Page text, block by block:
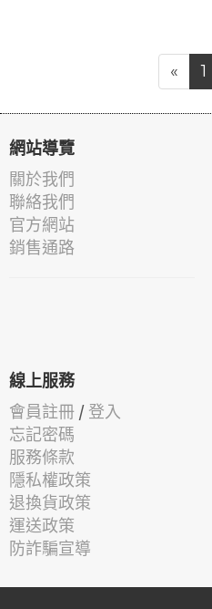
« 1
網站導覽
關於我們
聯絡我們
官方網站
銷售通路
線上服務
會員註冊 / 登入
忘記密碼
服務條款
隱私權政策
退換貨政策
運送政策
防詐騙宣導